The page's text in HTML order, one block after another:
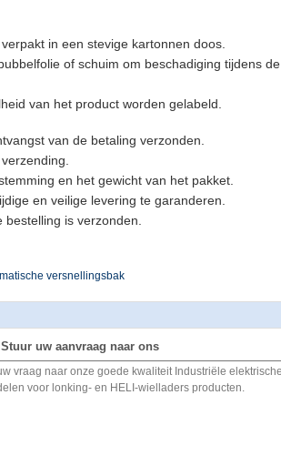
in een stevige kartonnen doos.
of schuim om beschadiging tijdens de
van het product worden gelabeld.
van de betaling verzonden.
en het gewicht van het pakket.
en veilige levering te garanderen.
is verzonden.
versnellingsbak
uw aanvraag naar ons